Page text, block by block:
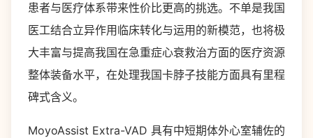
患者与医疗体系带来性价比更高的挑选。不单是我国
医工结合立异作用临床转化与运用的新模范，也将极
大丰富与提高我国在急重症心衰救治方面的医疗资源
整体装备水平，在处理我国卡脖子技能方面具有里程
碑式含义。
MoyoAssist Extra-VAD 具有中短期体外心室辅佐的